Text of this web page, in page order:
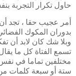
حاول تكرار التجربة
أمر عجيب حقا ، تجد
بدوران المكوك
وبلا شك كان لابد أن
تسمع الفتاة كل ما
مختلفين تماما في
ستة أو سبعة كلمات